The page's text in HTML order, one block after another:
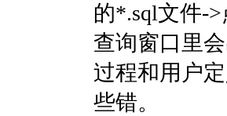
的*.sql文件-
查询窗口里
过程和用户
些错。